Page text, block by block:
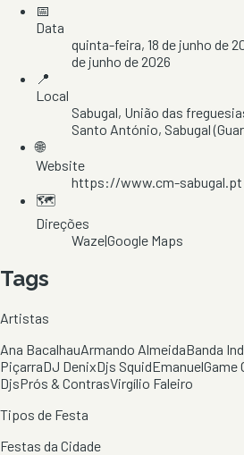
📅
Data
quinta-feira, 18 de junho de
de junho de 2026
📍
Local
Sabugal, União das
Santo António, Sabugal
🌐
Website
https://www.cm-sabugal.pt
🗺️
Direções
Waze|Google Maps
Tags
Artistas
Ana BacalhauArmando AlmeidaBanda
PiçarraDJ DenixDjs SquidEmanuelGame
DjsPrós & ContrasVirgílio Faleiro
Tipos de Festa
Festas da Cidade